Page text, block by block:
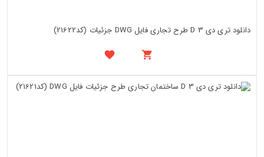
دانلود تری دی 3 D طرح تجاری فایل DWG جزئیات (کد21622)